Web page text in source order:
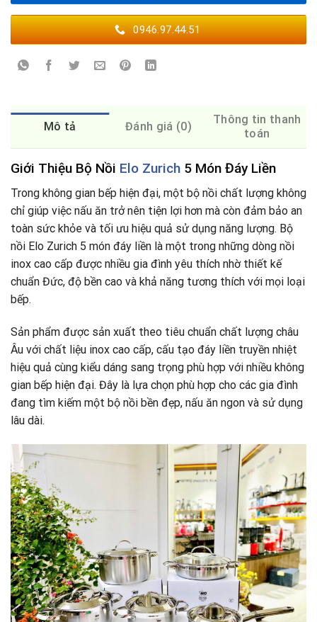
0946.97.44.51
Mô tả Đánh giá (0)
Thông tin thanh
toán
Giới Thiệu Bộ Nồi Elo Zurich 5 Món Đáy Liền
Trong không gian bếp hiện đại, một bộ nồi chất lượng không
chỉ giúp việc nấu ăn trở nên tiện lợi hơn mà còn đảm bảo an
toàn sức khỏe và tối ưu hiệu quả sử dụng năng lượng. Bộ
nồi Elo Zurich 5 món đáy liền là một trong những dòng nồi
inox cao cấp được nhiều gia đình yêu thích nhờ thiết kế
chuẩn Đức, độ bền cao và khả năng tương thích với mọi loại
bếp.
Sản phẩm được sản xuất theo tiêu chuẩn chất lượng châu
Âu với chất liệu inox cao cấp, cấu tạo đáy liền truyền nhiệt
hiệu quả cùng kiểu dáng sang trọng phù hợp với nhiều không
gian bếp hiện đại. Đây là lựa chọn phù hợp cho các gia đình
đang tìm kiếm một bộ nồi bền đẹp, nấu ăn ngon và sử dụng
lâu dài.